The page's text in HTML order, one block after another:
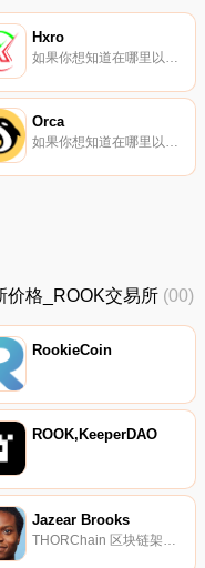
Hxro
Orca
如果你想知道在哪里以当前价格购买Orca,目前交易{Orca]股票的顶级加密货币交易所是CoinTiger、Gate.io、XT.COM、MEXC和Coinbase Exchange。您可以在我们的加密货币交易所页面上找到其他列表。Orca是Solana上最用户友好的DEX.
价格_ROOK交易所 (00)
RookieCoin
ROOK,KeeperDAO
Jazear Brooks
THORChain 区块链架构师、Swish 工程总监。